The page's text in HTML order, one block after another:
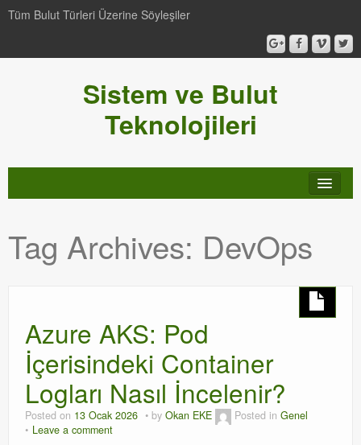
Tüm Bulut Türleri Üzerine Söyleşiler
Sistem ve Bulut
Teknolojileri
Genel
SCOM
Orchestrator
Watchguard
Tag Archives: DevOps
Azure AKS: Pod
İçerisindeki Container
Logları Nasıl İncelenir?
Posted on 13 Ocak 2026 by Okan EKE Posted in Genel
Leave a comment